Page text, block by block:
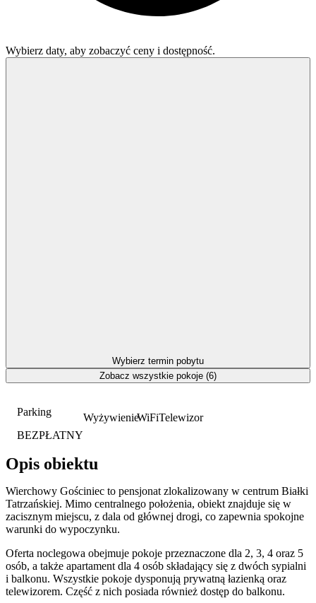
Parking
BEZPŁATNY
WyżywienieWiFiTelewizor
Opis obiektu
Wierchowy Gościniec to pensjonat zlokalizowany w centrum Białki
Tatrzańskiej. Mimo centralnego położenia, obiekt znajduje się w
zacisznym miejscu, z dala od głównej drogi, co zapewnia spokojne
warunki do wypoczynku.
Oferta noclegowa obejmuje pokoje przeznaczone dla 2, 3, 4 oraz 5
osób, a także apartament dla 4 osób składający się z dwóch sypialni
i balkonu. Wszystkie pokoje dysponują prywatną łazienką oraz
telewizorem. Część z nich posiada również dostęp do balkonu.
Wybierz daty, aby zobaczyć ceny i dostępność.
Wybierz termin pobytu
Zobacz wszystkie pokoje (6)